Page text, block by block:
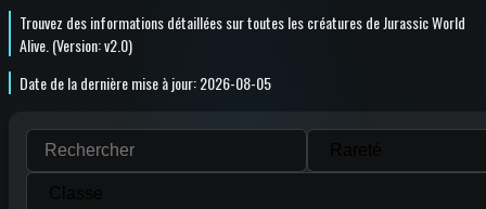
Trouvez des informations détaillées sur toutes les créatures de Jurassic World
Alive. (Version: v2.0)
Date de la dernière mise à jour: 2026-08-05